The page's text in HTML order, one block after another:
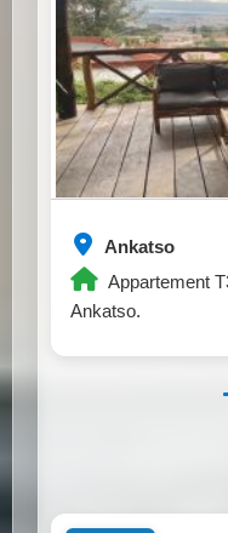
Ankatso
Appartement
Ankatso.